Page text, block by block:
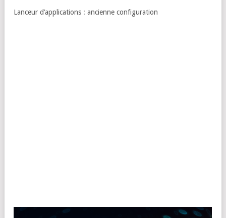
Lanceur d’applications : ancienne configuration